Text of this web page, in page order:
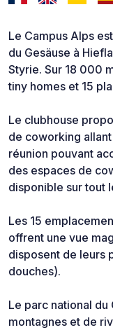
Le Campus Alps
du Gesäuse à
Styrie. Sur 18 000
tiny homes et 15
Le clubhouse
de coworking
réunion pouvant
des espaces de
disponible sur tout
Les 15
offrent une vue
disposent de leurs
douches).
Le parc national du
montagnes et de